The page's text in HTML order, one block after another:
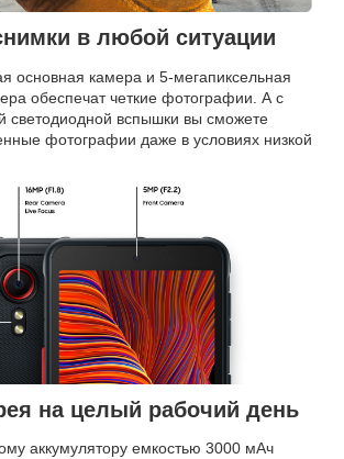
в любой ситуации
основная камера и 5-мегапиксельная
обеспечат четкие фотографии. А с
светодиодной вспышки вы сможете
фотографии даже в условиях низкой
на целый рабочий день
аккумулятору емкостью 3000 мАч